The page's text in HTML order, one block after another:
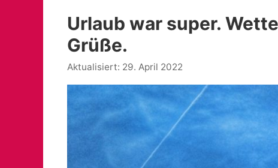
Urlaub war super.
Grüße.
29. April 2022